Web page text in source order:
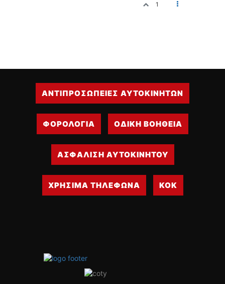
1
ΑΝΤΙΠΡΟΣΩΠΕΙΕΣ ΑΥΤΟΚΙΝΗΤΩΝ
ΦΟΡΟΛΟΓΙΑ ΟΔΙΚΗ ΒΟΗΘΕΙΑ
ΑΣΦΑΛΙΣΗ ΑΥΤΟΚΙΝΗΤΟΥ
ΧΡΗΣΙΜΑ ΤΗΛΕΦΩΝΑ ΚΟΚ